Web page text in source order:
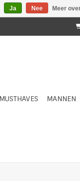
MUSTHAVES MANNEN
Ja Nee Meer